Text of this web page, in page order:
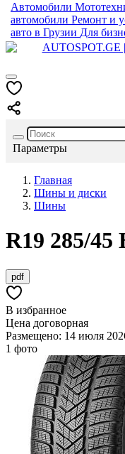
Автомобили
автомобили Ремонт и
авто в Грузии Для
Параметры
Главная
Шины и диски
Шины
R19 285/45
pdf
В избранное
Цена договорная
Размещено: 14 июля
1 фото